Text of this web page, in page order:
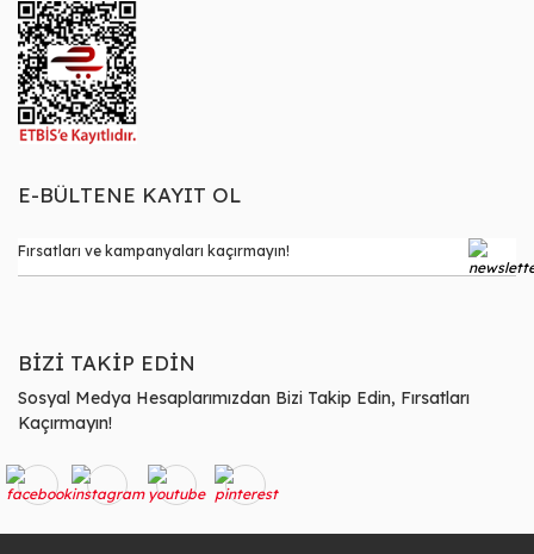
E-BÜLTENE KAYIT OL
BİZİ TAKİP EDİN
Sosyal Medya Hesaplarımızdan Bizi Takip Edin, Fırsatları
Kaçırmayın!